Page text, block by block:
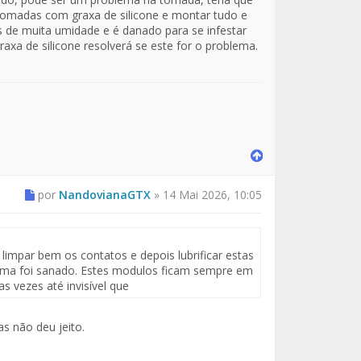
com graxa de silicone e montar tudo e
muita umidade e é danado para se infestar
de silicone resolverá se este for o problema.
por NandovianaGTX» 14 Mai 2026, 10:05
bem os contatos e depois lubrificar estas
foi sanado. Estes modulos ficam sempre em
vezes até invisível que
não deu jeito.